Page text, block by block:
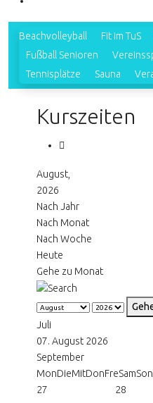
Beachvolleyball Fit im TuS
Fußball Senioren
Tennisplätze
Sauna
Kurszeiten
August,
2026
Nach Jahr
Nach Monat
Nach Woche
Heute
Gehe zu Monat
Juli
07. August 2026
September
MonDieMitDonFreSamSon
27
28